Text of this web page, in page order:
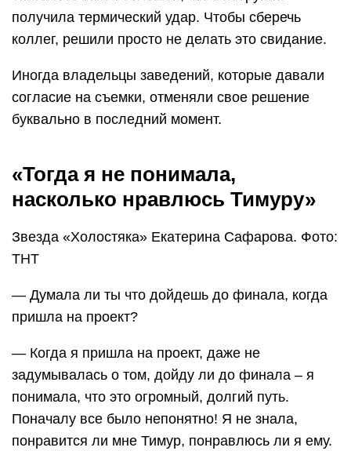
получила термический удар. Чтобы сберечь
коллег, решили просто не делать это свидание.
Иногда владельцы заведений, которые давали
согласие на съемки, отменяли свое решение
буквально в последний момент.
«Тогда я не понимала,
насколько нравлюсь Тимуру»
Звезда «Холостяка» Екатерина Сафарова. Фото:
ТНТ
— Думала ли ты что дойдешь до финала, когда
пришла на проект?
— Когда я пришла на проект, даже не
задумывалась о том, дойду ли до финала – я
понимала, что это огромный, долгий путь.
Поначалу все было непонятно! Я не знала,
понравится ли мне Тимур, понравлюсь ли я ему.